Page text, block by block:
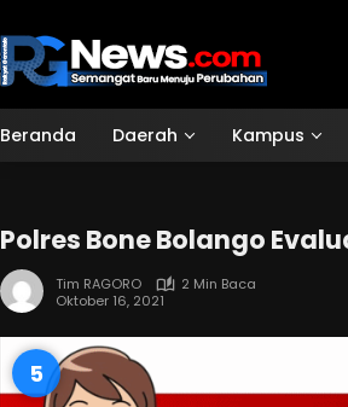
Beranda Daerah Kampus
Polres Bone Bolango
Tim RAGORO
2 Min Baca
Oktober 16, 2021
4